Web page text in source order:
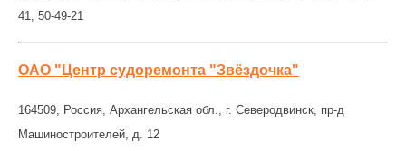
41, 50-49-21
ОАО "Центр судоремонта "Звёздочка"
164509, Россия, Архангельская обл., г. Северодвинск, пр-д
Машиностроителей, д. 12